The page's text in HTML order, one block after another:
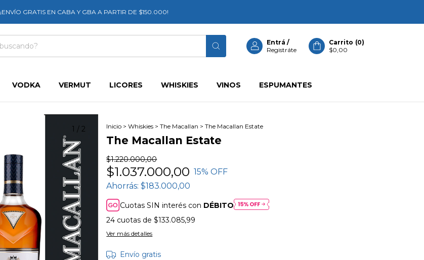
¡ENVÍO GRATIS EN CABA Y GBA A PARTIR DE $150.000!
Entrá /
Registráte
Carrito (0)
$0,00
VODKA VERMUT LICORES WHISKIES VINOS ESPUMANTES
1 /2 Inicio > Whiskies > The Macallan > The Macallan Estate
The Macallan Estate
$1.220.000,00
$1.037.000,00 15% OFF
Ahorrás: $183.000,00
Cuotas SIN interés con DÉBITO
24 cuotas de$133.085,99
Ver más detalles
Envío gratis